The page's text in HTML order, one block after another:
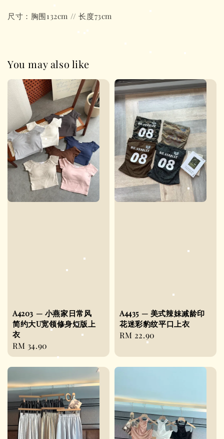
尺寸：胸围132cm // 长度73cm
You may also like
A4203 — 小燕家日常风
简约大U宽领修身短版上
衣
Regular
price
RM 34.90
A4435 — 美式辣妹减龄印
花迷彩豹纹平口上衣
Regular
RM 22.90